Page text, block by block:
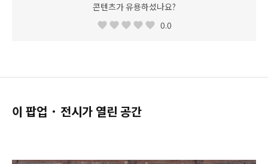
콘텐츠가 유용하셨나요?
0.0
이 팝업 · 전시가 열린 공간